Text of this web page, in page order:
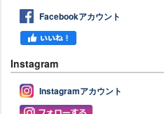
Facebookアカウント
Instagram
Instagramアカウント